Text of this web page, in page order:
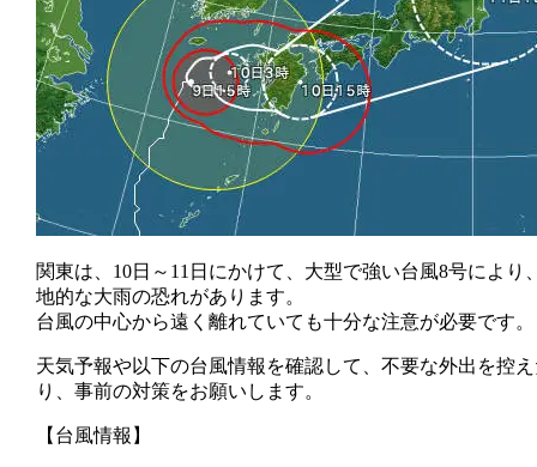
関東は、10日～11日にかけて、大型で強い台風8号により
地的な大雨の恐れがあります。
台風の中心から遠く離れていても十分な注意が必要です。
天気予報や以下の台風情報を確認して、不要な外出を控
り、事前の対策をお願いします。
【台風情報】